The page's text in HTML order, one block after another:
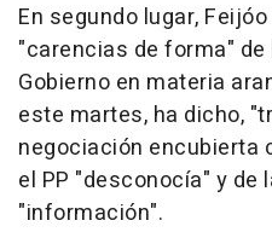
En segundo lugar,
"carencias de forma"
Gobierno en materia
este martes, ha dicho,
negociación encubierta
el PP "desconocía" y de
"información".